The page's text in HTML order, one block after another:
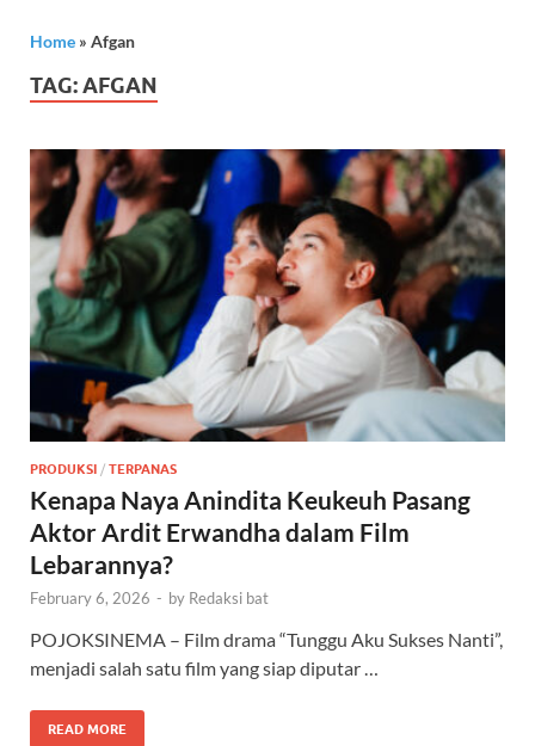
Home » Afgan
TAG:AFGAN
PRODUKSI / TERPANAS
Kenapa Naya Anindita Keukeuh Pasang
Aktor Ardit Erwandha dalam Film
Lebarannya?
February 6, 2026 - by Redaksi bat
POJOKSINEMA – Film drama “Tunggu Aku Sukses Nanti”,
menjadi salah satu film yang siap diputar …
READ MORE